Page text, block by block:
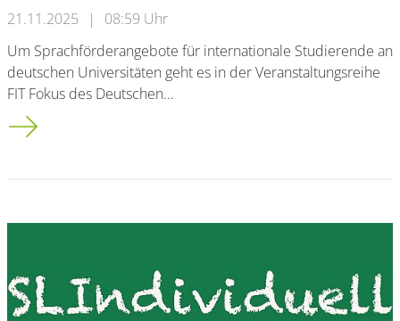
21.11.2025 |
08:59 Uhr
Um Sprachförderangebote für internationale Studierende an
deutschen Universitäten geht es in der Veranstaltungsreihe
FIT Fokus des Deutschen…
Bergische Universität Wuppertal stellt Good-Practice-